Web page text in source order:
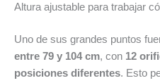
Altura ajustable para trabajar
Uno de sus grandes puntos
entre 79 y 104 cm, con 12
posiciones diferentes. Esto